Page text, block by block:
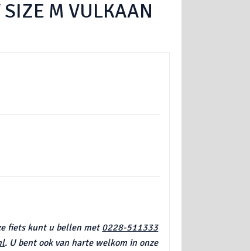
M VULKAAN
fiets kunt u bellen met 0228-511333
. U bent ook van harte welkom in onze